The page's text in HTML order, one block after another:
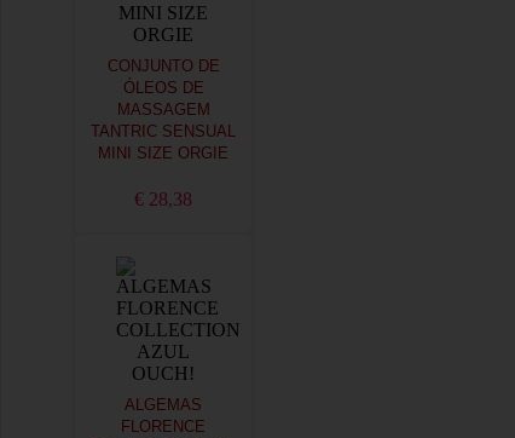
CONJUNTO DE
ÓLEOS DE
MASSAGEM
TANTRIC SENSUAL
MINI SIZE ORGIE
€ 28,38
ALGEMAS
FLORENCE